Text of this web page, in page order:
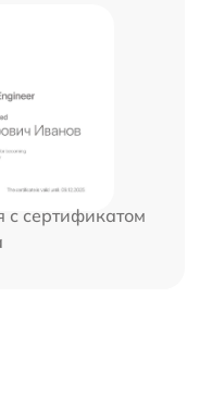
с сертификатом